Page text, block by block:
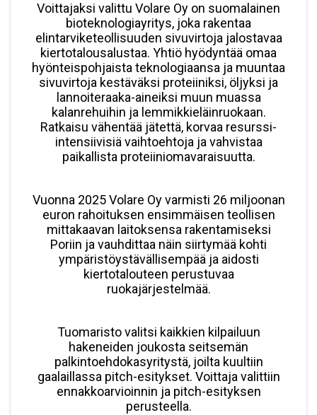
Voittajaksi valittu Volare Oy on suomalainen
bioteknologiayritys, joka rakentaa
elintarviketeollisuuden sivuvirtoja jalostavaa
kiertotalousalustaa. Yhtiö hyödyntää omaa
hyönteispohjaista teknologiaansa ja muuntaa
sivuvirtoja kestäväksi proteiiniksi, öljyksi ja
lannoiteraaka-aineiksi muun muassa
kalanrehuihin ja lemmikkieläinruokaan.
Ratkaisu vähentää jätettä, korvaa resurssi-
intensiivisiä vaihtoehtoja ja vahvistaa
paikallista proteiiniomavaraisuutta.
Vuonna 2025 Volare Oy varmisti 26 miljoonan
euron rahoituksen ensimmäisen teollisen
mittakaavan laitoksensa rakentamiseksi
Poriin ja vauhdittaa näin siirtymää kohti
ympäristöystävällisempää ja aidosti
kiertotalouteen perustuvaa
ruokajärjestelmää.
Tuomaristo valitsi kaikkien kilpailuun
hakeneiden joukosta seitsemän
palkintoehdokasyritystä, joilta kuultiin
gaalaillassa pitch-esitykset. Voittaja valittiin
ennakkoarvioinnin ja pitch-esityksen
perusteella.